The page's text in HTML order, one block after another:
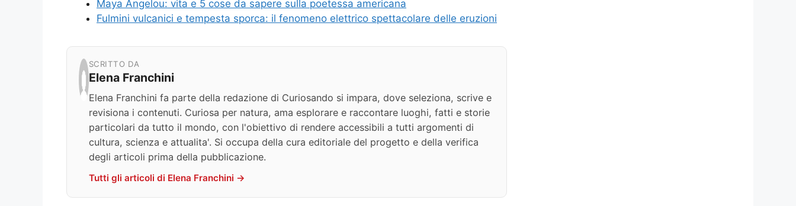
Maya Angelou: vita e 5 cose da sapere sulla poetessa americana
Fulmini vulcanici e tempesta sporca: il fenomeno elettrico spettacolare delle eruzioni
SCRITTO DA
Elena Franchini
Elena Franchini fa parte della redazione di Curiosando si impara, dove seleziona, scrive e
revisiona i contenuti. Curiosa per natura, ama esplorare e raccontare luoghi, fatti e storie
particolari da tutto il mondo, con l'obiettivo di rendere accessibili a tutti argomenti di
cultura, scienza e attualita'. Si occupa della cura editoriale del progetto e della verifica
degli articoli prima della pubblicazione.
Tutti gli articoli di Elena Franchini →